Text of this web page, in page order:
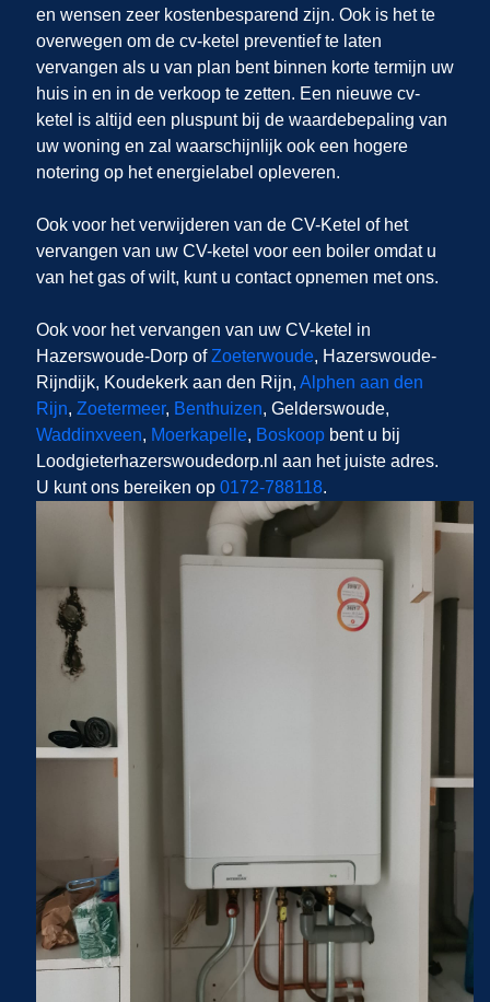
en wensen zeer kostenbesparend zijn. Ook is het te
overwegen om de cv-ketel preventief te laten
vervangen als u van plan bent binnen korte termijn uw
huis in en in de verkoop te zetten. Een nieuwe cv-
ketel is altijd een pluspunt bij de waardebepaling van
uw woning en zal waarschijnlijk ook een hogere
notering op het energielabel opleveren.
Ook voor het verwijderen van de CV-Ketel of het
vervangen van uw CV-ketel voor een boiler omdat u
van het gas of wilt, kunt u contact opnemen met ons.
Ook voor het vervangen van uw CV-ketel in
Hazerswoude-Dorp ofZoeterwoude, Hazerswoude-
Rijndijk, Koudekerk aan den Rijn, Alphen aan den
Rijn, Zoetermeer, Benthuizen, Gelderswoude,
Waddinxveen, Moerkapelle, Boskoopbent u bij
Loodgieterhazerswoudedorp.nl aan het juiste adres.
U kunt ons bereiken op 0172-788118.